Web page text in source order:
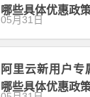
哪些具体优惠政
05月31日
阿里云新用户专
哪些具体优惠政策